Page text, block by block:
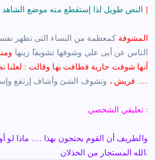
]
… المشوفة كمعظمة من النساء التى تظهر
الناس عن أبى علي وشوفها تشويفا زينها
أنها شوفت جارية فطافت بها وقالت : لعلنا
قريش ، وتشوف الشئ وأشاف إرتفع وإ ستشاف .…
تعليقي الشخصي :
والطريف أن القوم يحتجون بهذا …. ماذا لو
الله المستجار من الخذلان.